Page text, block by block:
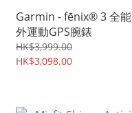
Garmin - fēnix® 3 全
外運動GPS腕錶
HK$3,999.00
HK$3,098.00